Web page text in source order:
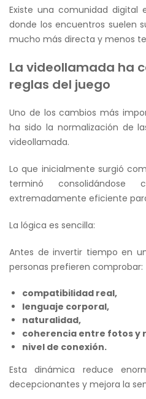
Existe una comunidad
donde los encuentros suelen
mucho más directa y menos
La videollamada ha
reglas del juego
Uno de los cambios más
ha sido la normalización de
videollamada.
Lo que inicialmente surgió
terminó consolidándose
extremadamente eficiente
La lógica es sencilla:
Antes de invertir tiempo en
personas prefieren comprobar:
compatibilidad real,
lenguaje corporal,
naturalidad,
coherencia entre fotos y
nivel de conexión.
Esta dinámica reduce
decepcionantes y mejora la